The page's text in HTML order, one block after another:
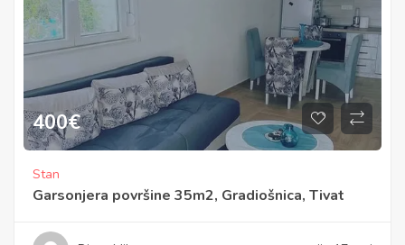
400€
Stan
Garsonjera površine 35m2, Gradiošnica, Tivat